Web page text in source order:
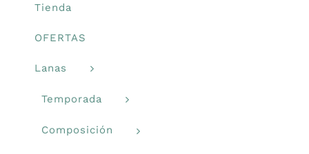
Tienda
OFERTAS
Lanas
Temporada
Composición